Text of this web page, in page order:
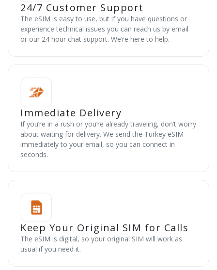
24/7 Customer Support
The eSIM is easy to use, but if you have questions or
experience technical issues you can reach us by email
or our 24 hour chat support. We’re here to help.
Immediate Delivery
If you’re in a rush or you’re already traveling, don’t worry
about waiting for delivery. We send the Turkey eSIM
immediately to your email, so you can connect in
seconds.
Keep Your Original SIM for Calls
The eSIM is digital, so your original SIM will work as
usual if you need it.